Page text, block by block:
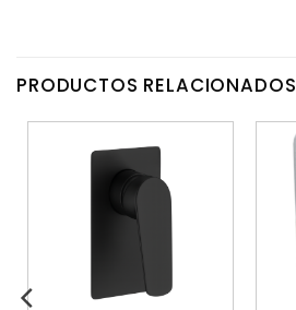
PRODUCTOS RELACIONADOS